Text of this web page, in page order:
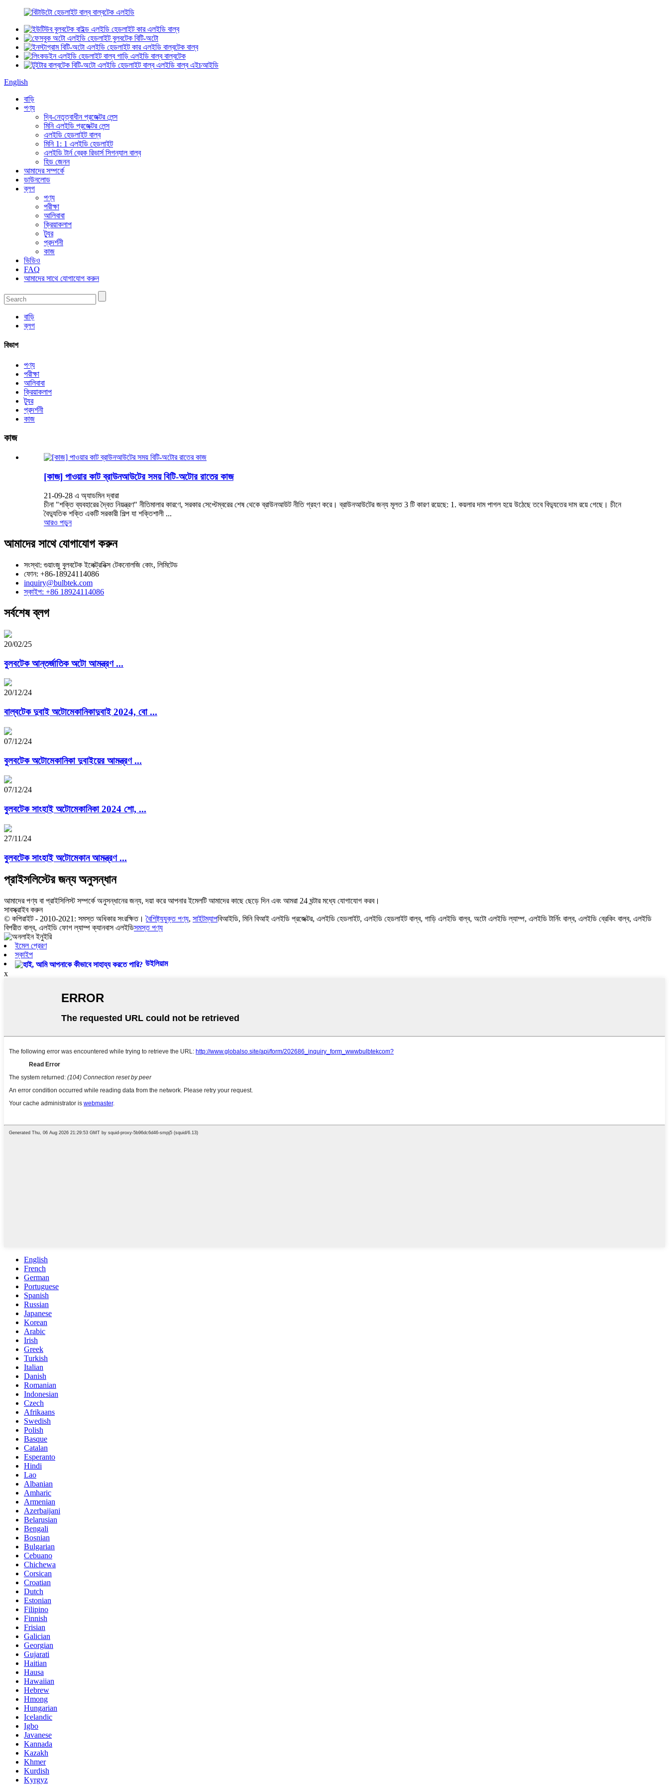
English
বাড়ি
পণ্য
দ্বি-নেতৃত্বাধীন প্রজেক্টর লেন্স
মিনি এলইডি প্রজেক্টর লেন্স
এলইডি হেডলাইট বাল্ব
মিনি 1: 1 এলইডি হেডলাইট
এলইডি টার্ন ব্রেক রিভার্স সিগন্যাল বাল্ব
হিড জেনন
আমাদের সম্পর্কে
ডাউনলোড
ব্লগ
পণ্য
পরীক্ষা
আলিবাবা
ক্রিয়াকলাপ
ট্যুর
প্রদর্শনী
কাজ
ভিডিও
FAQ
আমাদের সাথে যোগাযোগ করুন
বাড়ি
ব্লগ
বিভাগ
পণ্য
পরীক্ষা
আলিবাবা
ক্রিয়াকলাপ
ট্যুর
প্রদর্শনী
কাজ
কাজ
[কাজ] পাওয়ার কাট ব্রাউনআউটের সময় বিটি-অটোর রাতের কাজ
21-09-28 এ অ্যাডমিন দ্বারা
চীনা "শক্তি ব্যবহারের দ্বৈত নিয়ন্ত্রণ" নীতিমালার কারণে, সরকার সেপ্টেম্বরের শেষ থেকে ব্রাউনআউট নীতি গ্রহণ করে। ব্রাউনআউটের জন্য মূলত 3 টি কারণ রয়েছে: 1. কয়লার দাম পাগল হয়ে উঠেছে তবে বিদ্যুতের দাম রয়ে গেছে। চীনে
বৈদ্যুতিক শক্তি একটি সরকারী শিল্প যা শক্তিশালী ...
আরও পড়ুন
আমাদের সাথে যোগাযোগ করুন
সংস্থা: গুয়াংজু বুলবটেক ইলেক্ট্রনিক্স টেকনোলজি কোং, লিমিটেড
ফোন: +86-18924114086
inquiry@bulbtek.com
স্কাইপ: +86 18924114086
সর্বশেষ ব্লগ
20/02/25
বুলবটেক আন্তর্জাতিক অটো আমন্ত্রণ ...
20/12/24
বাল্বটেক দুবাই অটোমেকানিকাদুবাই 2024, বো ...
07/12/24
বুলবটেক অটোমেকানিকা দুবাইয়ের আমন্ত্রণ ...
07/12/24
বুলবটেক সাংহাই অটোমেকানিকা 2024 শো, ...
27/11/24
বুলবটেক সাংহাই অটোমেকান আমন্ত্রণ ...
প্রাইসলিস্টের জন্য অনুসন্ধান
আমাদের পণ্য বা প্রাইসিলিস্ট সম্পর্কে অনুসন্ধানের জন্য, দয়া করে আপনার ইমেলটি আমাদের কাছে ছেড়ে দিন এবং আমরা 24 ঘন্টার মধ্যে যোগাযোগ করব।
সাবস্ক্রাইব করুন
© কপিরাইট - 2010-2021: সমস্ত অধিকার সংরক্ষিত। বৈশিষ্ট্যযুক্ত পণ্য, সাইটম্যাপবিআইডি, মিনি বিআই এলইডি প্রজেক্টর, এলইডি হেডলাইট, এলইডি হেডলাইট বাল্ব, গাড়ি এলইডি বাল্ব, অটো এলইডি ল্যাম্প, এলইডি টার্নিং বাল্ব, এলইডি ব্রেকিং বাল্ব, এলইডি
বিপরীত বাল্ব, এলইডি ফোগ ল্যাম্প ক্যানবাস এলইডিসমস্ত পণ্য
ইমেল প্রেরণ
স্কাইপ
উইলিয়াম
x
English
French
German
Portuguese
Spanish
Russian
Japanese
Korean
Arabic
Irish
Greek
Turkish
Italian
Danish
Romanian
Indonesian
Czech
Afrikaans
Swedish
Polish
Basque
Catalan
Esperanto
Hindi
Lao
Albanian
Amharic
Armenian
Azerbaijani
Belarusian
Bengali
Bosnian
Bulgarian
Cebuano
Chichewa
Corsican
Croatian
Dutch
Estonian
Filipino
Finnish
Frisian
Galician
Georgian
Gujarati
Haitian
Hausa
Hawaiian
Hebrew
Hmong
Hungarian
Icelandic
Igbo
Javanese
Kannada
Kazakh
Khmer
Kurdish
Kyrgyz